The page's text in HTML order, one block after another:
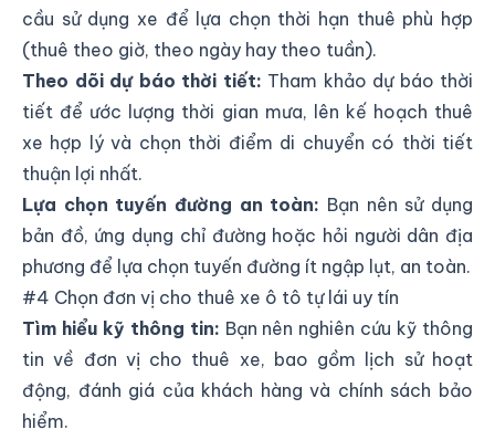
cầu sử dụng xe để lựa chọn thời hạn thuê phù hợp
(thuê theo giờ, theo ngày hay theo tuần).
Theo dõi dự báo thời tiết: Tham khảo dự báo thời
tiết để ước lượng thời gian mưa, lên kế hoạch thuê
xe hợp lý và chọn thời điểm di chuyển có thời tiết
thuận lợi nhất.
Lựa chọn tuyến đường an toàn: Bạn nên sử dụng
bản đồ, ứng dụng chỉ đường hoặc hỏi người dân địa
phương để lựa chọn tuyến đường ít ngập lụt, an toàn.
#4 Chọn đơn vị cho thuê xe ô tô tự lái uy tín
Tìm hiểu kỹ thông tin: Bạn nên nghiên cứu kỹ thông
tin về đơn vị cho thuê xe, bao gồm lịch sử hoạt
động, đánh giá của khách hàng và chính sách bảo
hiểm.